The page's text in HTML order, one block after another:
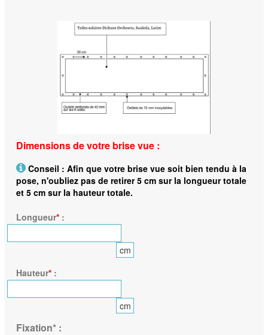
Dimensions de votre brise vue :
Conseil : Afin que votre brise vue soit bien tendu à la
pose, n'oubliez pas de retirer 5 cm sur la longueur totale
et 5 cm sur la hauteur totale.
Longueur*:
cm
Hauteur*:
cm
Fixation*: